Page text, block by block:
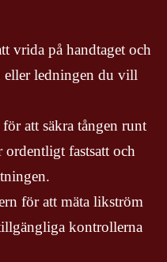
vrida på handtaget och
eller ledningen du vill
att säkra tången runt
fastsatt och
för att mäta likström
kontrollerna